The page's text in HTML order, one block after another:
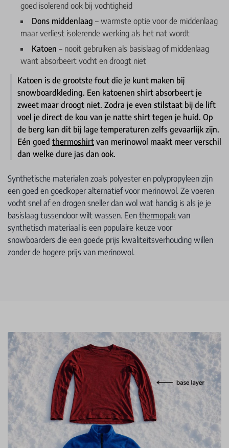
goed isolerend ook bij vochtigheid
Dons middenlaag – warmste optie voor de middenlaag
maar verliest isolerende werking als het nat wordt
Katoen – nooit gebruiken als basislaag of middenlaag
want absorbeert vocht en droogt niet
Katoen is de grootste fout die je kunt maken bij
snowboardkleding. Een katoenen shirt absorbeert je
zweet maar droogt niet. Zodra je even stilstaat bij de lift
voel je direct de kou van je natte shirt tegen je huid. Op
de berg kan dit bij lage temperaturen zelfs gevaarlijk zijn.
Eén goed thermoshirt van merinowol maakt meer verschil
dan welke dure jas dan ook.
Synthetische materialen zoals polyester en polypropyleen zijn
een goed en goedkoper alternatief voor merinowol. Ze voeren
vocht snel af en drogen sneller dan wol wat handig is als je je
basislaag tussendoor wilt wassen. Een thermopak van
synthetisch materiaal is een populaire keuze voor
snowboarders die een goede prijs kwaliteitsverhouding willen
zonder de hogere prijs van merinowol.